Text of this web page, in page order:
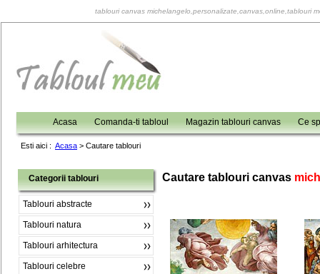
tablouri canvas michelangelo,personalizate,canvas,online,tablouri
Acasa Comanda-ti tabloul Magazin tablouri canvas Ce
Esti aici : Acasa > Cautare tablouri
Categorii tablouri
Tablouri abstracte
Tablouri natura
Tablouri arhitectura
Tablouri celebre
Cautare tablouri canvas